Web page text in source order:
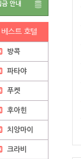
금 안내
베스트 호텔
방콕
파타야
푸켓
후아힌
치앙마이
크라비